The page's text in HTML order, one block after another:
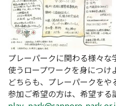
プレーパークに関わる様々
使うロープワークを身につけ
どちらも、プレーパークをや
参加ご希望の方は、希望する